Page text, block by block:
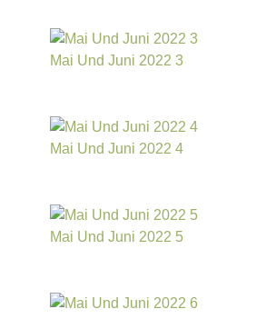
Mai Und Juni 2022 3
Mai Und Juni 2022 4
Mai Und Juni 2022 5